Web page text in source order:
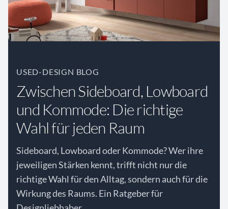
USED-DESIGN BLOG
Zwischen Sideboard, Lowboard
und Kommode: Die richtige
Wahl für jeden Raum
Sideboard, Lowboard oder Kommode? Wer ihre
jeweiligen Stärken kennt, trifft nicht nur die
richtige Wahl für den Alltag, sondern auch für die
Wirkung des Raums. Ein Ratgeber für